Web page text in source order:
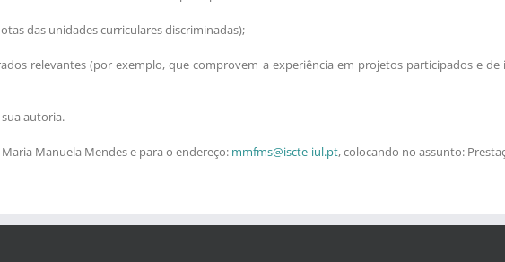
das unidades curriculares discriminadas);
relevantes (por exemplo, que comprovem a experiência em projetos participados e de
autoria.
Manuela Mendes e para o endereço: mmfms@iscte-iul.pt, colocando no assunto: